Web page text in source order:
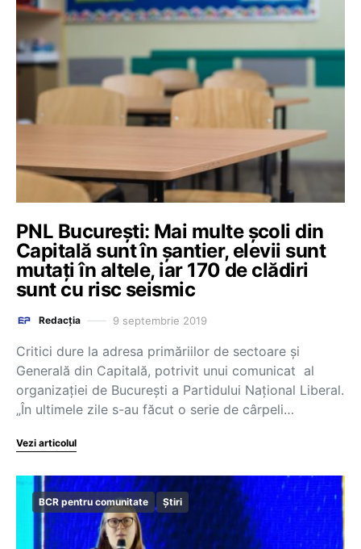
PNL București: Mai multe școli din
Capitală sunt în șantier, elevii sunt
mutați în altele, iar 170 de clădiri
sunt cu risc seismic
Redacția 9 septembrie 2019
Critici dure la adresa primăriilor de sectoare și
Generală din Capitală, potrivit unui comunicat al
organizației de București a Partidului Național Liberal.
„În ultimele zile s-au făcut o serie de cârpeli…
Vezi articolul
BCR pentru comunitate Știri